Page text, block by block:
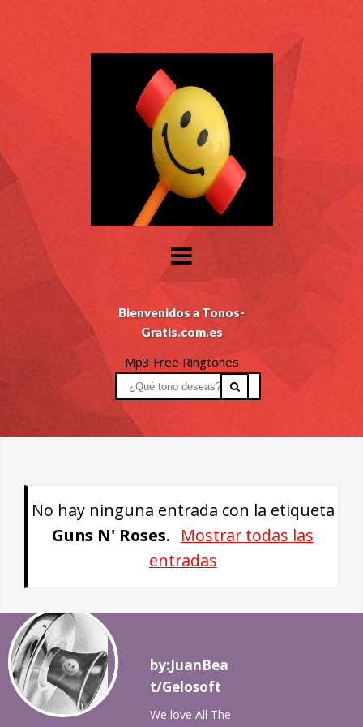
Bienvenidos a Tonos-
Gratis.com.es
Mp3 Free Ringtones
No hay ninguna entrada con la etiqueta
Guns N' Roses. Mostrar todas las
entradas
by:JuanBea
t/Gelosoft
We love All The